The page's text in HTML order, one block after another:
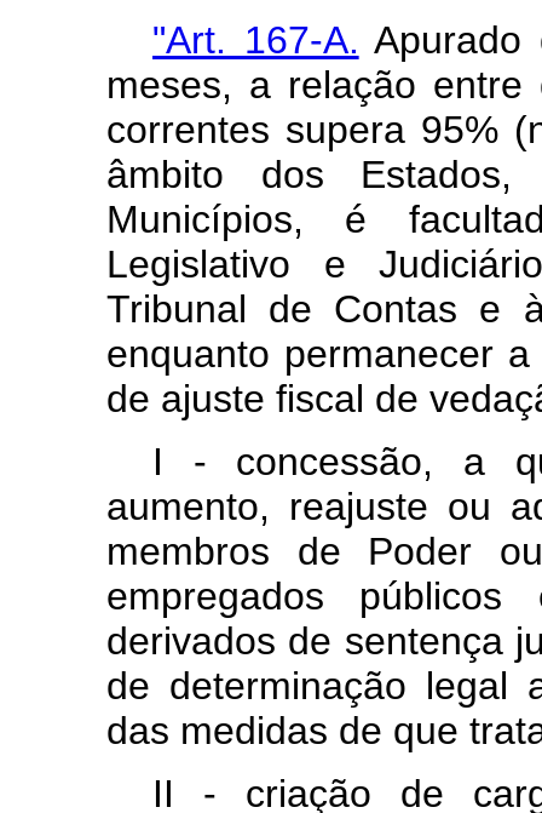
"Art. 167-A.
meses, a relação entre
correntes supera 95%
âmbito dos
Municípios, é
Legislativo e
Tribunal de Contas e
enquanto permanecer
de ajuste fiscal de
I - concessão, a
aumento, reajuste ou
membros de Poder
empregados
derivados de sentença
de determinação legal
das medidas de que
II - criação de